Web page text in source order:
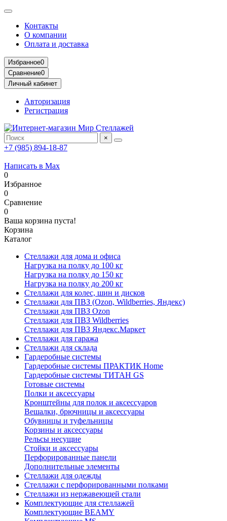
Контакты
О компании
Оплата и доставка
Избранное0
Сравнение0
Личный кабинет
Авторизация
Регистрация
×
+7 (985) 894-18-87
Написать в Max
0
Избранное
0
Сравнение
0
Ваша корзина пуста!
Корзина
Каталог
Стеллажи для дома и офиса
Нагрузка на полку до 100 кг
Нагрузка на полку до 150 кг
Нагрузка на полку до 200 кг
Стеллажи для колес, шин и дисков
Стеллажи для ПВЗ (Ozon, Wildberries, Яндекс)
Стеллажи для ПВЗ Ozon
Стеллажи для ПВЗ Wildberries
Стеллажи для ПВЗ Яндекс.Маркет
Стеллажи для гаража
Стеллажи для склада
Гардеробные системы
Гардеробные системы ПРАКТИК Home
Гардеробные системы ТИТАН GS
Готовые системы
Полки и аксессуары
Кронштейны для полок и аксессуаров
Вешалки, брючницы и аксессуары
Обувницы и туфельницы
Корзины и аксессуары
Рельсы несущие
Стойки и аксессуары
Перфорированные панели
Дополнительные элементы
Стеллажи для одежды
Стеллажи с перфорированными полками
Стеллажи из нержавеющей стали
Комплектующие для стеллажей
Комплектующие BEAMY